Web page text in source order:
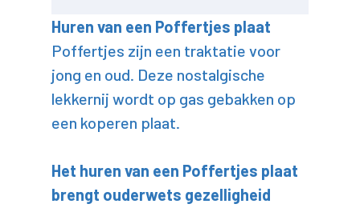
Huren van een Poffertjes plaat
Poffertjes zijn een traktatie voor
jong en oud. Deze nostalgische
lekkernij wordt op gas gebakken op
een koperen plaat.
Het huren van een Poffertjes plaat
brengt ouderwets gezelligheid